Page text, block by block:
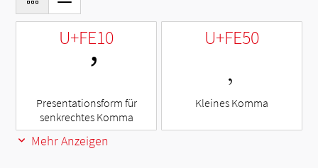
U+FE10
︐
Presentationsform für
senkrechtes Komma
U+FE50
﹐
Kleines Komma
Mehr Anzeigen